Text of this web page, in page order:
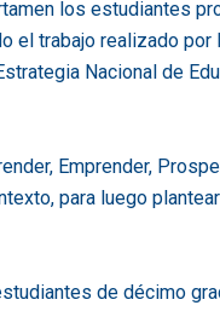
los estudiantes
el trabajo realizado por
Nacional de
Emprender,
para luego plantear
de décimo